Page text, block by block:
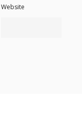
Website